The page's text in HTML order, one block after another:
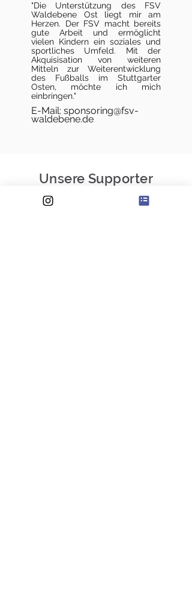
"Die Unterstützung des FSV
Waldebene Ost liegt mir am
Herzen. Der FSV macht bereits
gute Arbeit und ermöglicht
vielen Kindern ein soziales und
sportliches Umfeld. Mit der
Akquisisation von weiteren
Mitteln zur Weiterentwicklung
des Fußballs im Stuttgarter
Osten, möchte ich mich
einbringen."
E-Mail: sponsoring@fsv-
waldebene.de
Unsere Supporter